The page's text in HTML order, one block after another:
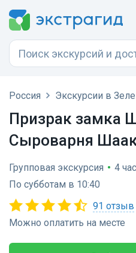
Россия Экскурсии в
Призрак замка
Сыроварня
Групповая экскурсия • 4
По субботам в 10:40
91 отзыв
Можно оплатить на месте